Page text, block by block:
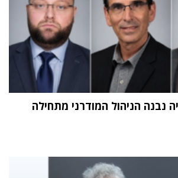
נבנה הניהול המודרני מתחילה